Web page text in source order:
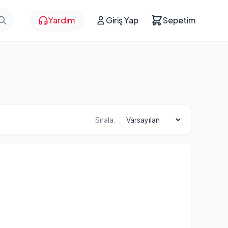
Yardım Giriş Yap Sepetim
Sırala: